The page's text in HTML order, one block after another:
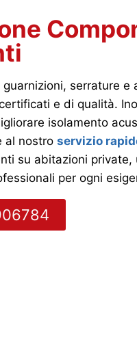
serrature e
e di qualità.
isolamento
al nostro servizio
su abitazioni private,
per ogni